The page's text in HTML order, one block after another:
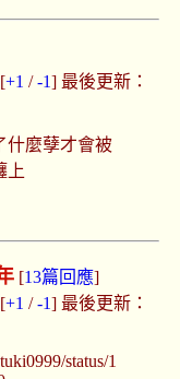
+1 /-1] 最後更新：
什麼孽才會被
上
[13篇回應]
+1 /-1] 最後更新：
status/1